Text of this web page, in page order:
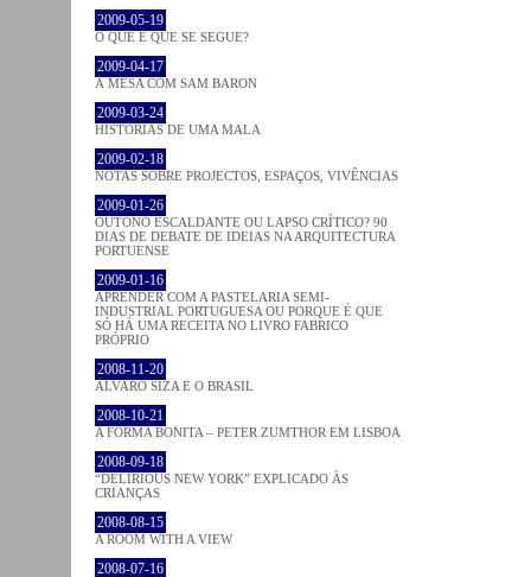
2009-05-19
O QUE É QUE SE SEGUE?
2009-04-17
À MESA COM SAM BARON
2009-03-24
HISTÓRIAS DE UMA MALA
2009-02-18
NOTAS SOBRE PROJECTOS, ESPAÇOS, VIVÊNCIAS
2009-01-26
OUTONO ESCALDANTE OU LAPSO CRÍTICO? 90
DIAS DE DEBATE DE IDEIAS NA ARQUITECTURA
PORTUENSE
2009-01-16
APRENDER COM A PASTELARIA SEMI-
INDUSTRIAL PORTUGUESA OU PORQUE É QUE
SÓ HÁ UMA RECEITA NO LIVRO FABRICO
PRÓPRIO
2008-11-20
ÁLVARO SIZA E O BRASIL
2008-10-21
A FORMA BONITA – PETER ZUMTHOR EM LISBOA
2008-09-18
“DELIRIOUS NEW YORK” EXPLICADO ÀS
CRIANÇAS
2008-08-15
A ROOM WITH A VIEW
2008-07-16